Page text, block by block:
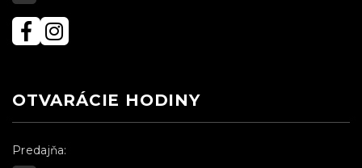
OTVARÁCIE HODINY
Predajňa: